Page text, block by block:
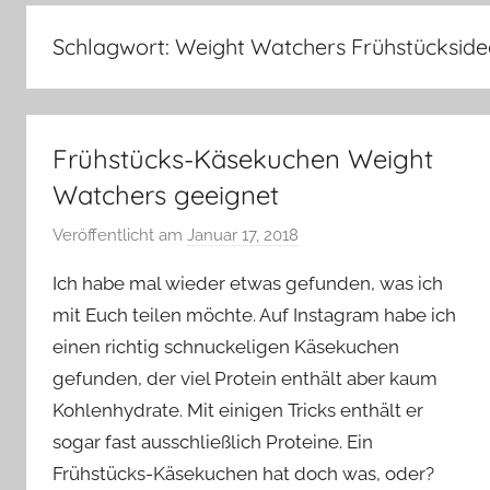
Rezensionen,
Produkttests
und
mehr
Schlagwort: Weight Watchers
Frühstücks-Käsekuchen Weight
Watchers geeignet
Veröffentlicht am Januar 17, 2018
n
Y
v
o
n
n
e
Ich habe mal wieder etwas gefunden, was ich
mit Euch teilen möchte. Auf Instagram habe ich
einen richtig schnuckeligen Käsekuchen
gefunden, der viel Protein enthält aber kaum
Kohlenhydrate. Mit einigen Tricks enthält er
sogar fast ausschließlich Proteine. Ein
Frühstücks-Käsekuchen hat doch was, oder?